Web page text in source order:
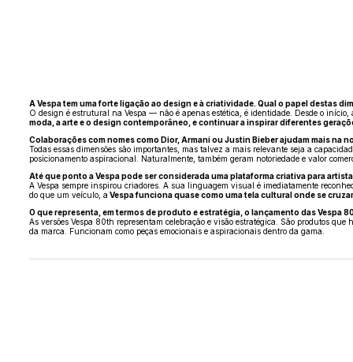
A Vespa tem uma forte ligação ao design e à criatividade. Qual o papel destas
O design é estrutural na Vespa — não é apenas estética, é identidade. Desde o
moda, a arte e o design contemporâneo, e continuar a inspirar diferentes
Colaborações com nomes como Dior, Armani ou Justin Bieber ajudam mais na
Todas essas dimensões são importantes, mas talvez a mais relevante seja a
posicionamento aspiracional. Naturalmente, também geram notoriedade e valor
Até que ponto a Vespa pode ser considerada uma plataforma criativa para
A Vespa sempre inspirou criadores. A sua linguagem visual é imediatamente
do que um veículo, a Vespa funciona quase como uma tela cultural onde se
O que representa, em termos de produto e estratégia, o lançamento das Vespa
As versões Vespa 80th representam celebração e visão estratégica. São produtos
da marca. Funcionam como peças emocionais e aspiracionais dentro da gama.